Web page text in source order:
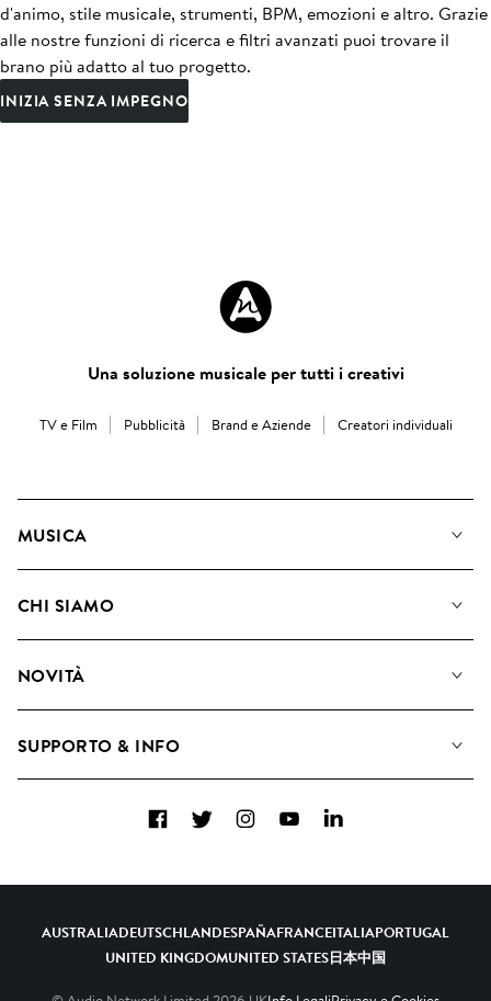
d'animo, stile musicale, strumenti, BPM, emozioni e altro. Grazie
alle nostre funzioni di ricerca e filtri avanzati puoi trovare il
brano più adatto al tuo progetto.
INIZIA SENZA IMPEGNO
Una soluzione musicale per tutti i creativi
TV e Film Pubblicità Brand e Aziende Creatori individuali
MUSICA
Cerca
CHI SIAMO
Come utilizziamo l'intelligenza artificiale
NOVITÀ
SUPPORTO & INFO
FacebookTwitterInstagramYouTubeLinkedIn
AUSTRALIADEUTSCHLANDESPAÑAFRANCEITALIAPORTUGAL
UNITED KINGDOMUNITED STATES日本中国